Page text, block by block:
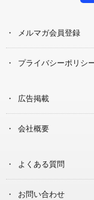
メルマガ会員登録
プライバシーポリシ
広告掲載
会社概要
よくある質問
お問い合わせ